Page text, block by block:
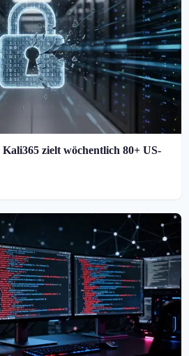
Kali365 zielt wöchentlich 80+ US-